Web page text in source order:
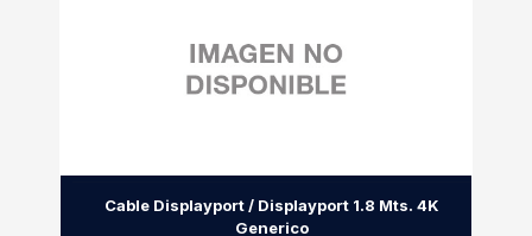
Cable Displayport / Displayport 1.8 Mts. 4K
Generico